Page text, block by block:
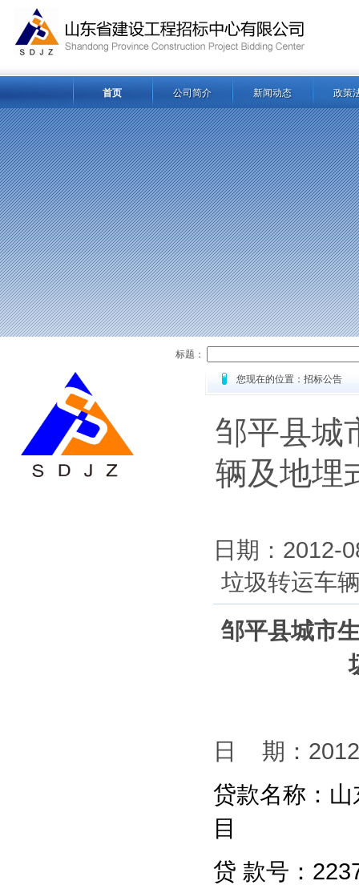
首页 公司简介 新闻动态 政策
标题：
您现在的位置：招标公告
邹平县城
辆及地埋
日期：2012-
垃圾转运车
邹平县城市
日 期：
贷款名称：
目
贷 款号：